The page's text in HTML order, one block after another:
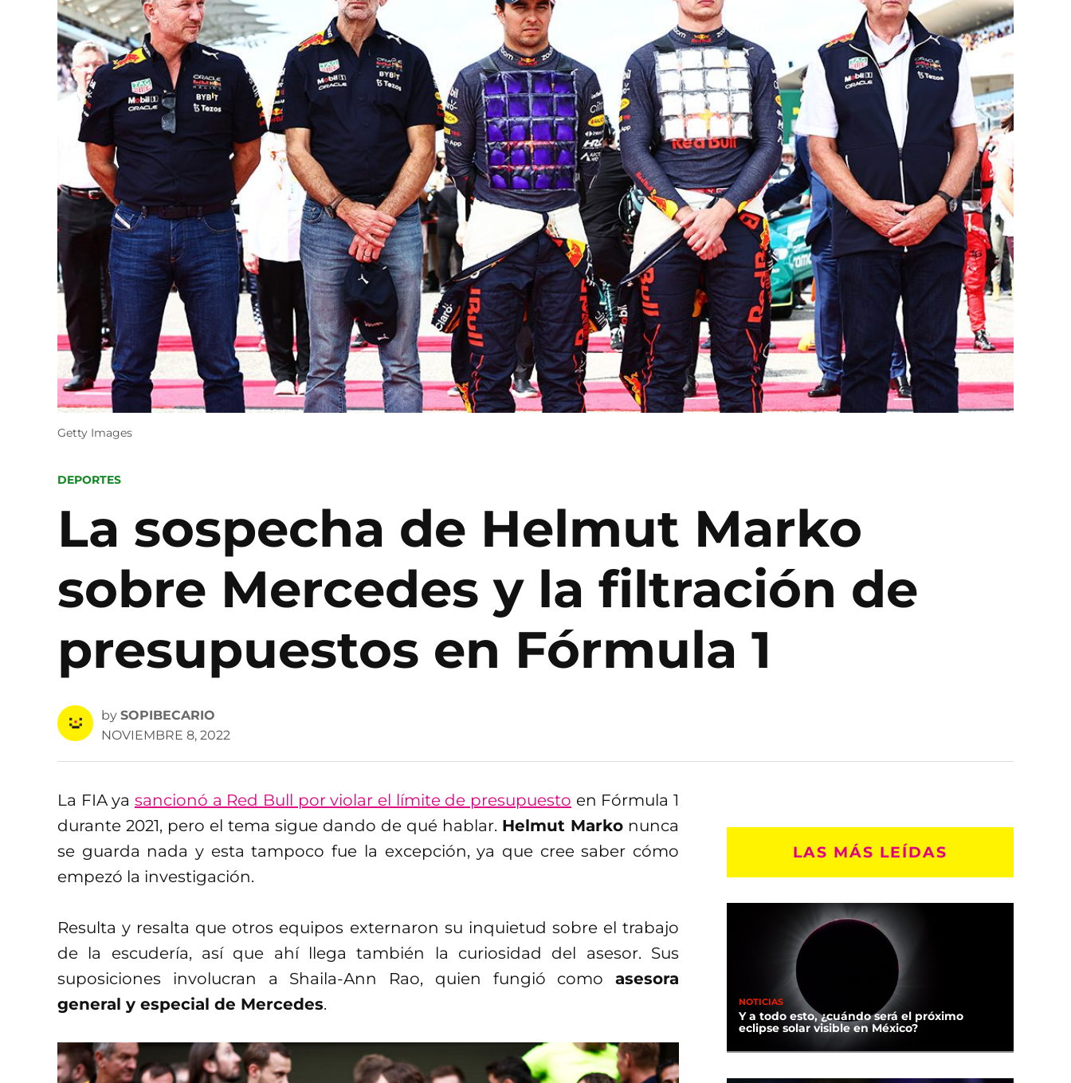
Getty Images
POSTED
DEPORTES
La sospecha de Helmut Marko
sobre Mercedes y la filtración de
presupuestos en Fórmula 1
by SOPIBECARIO
NOVIEMBRE 8, 2022
La FIA ya sancionó a Red Bull por violar el límite de presupuesto en Fórmula 1
durante 2021, pero el tema sigue dando de qué hablar. Helmut Marko nunca
se guarda nada y esta tampoco fue la excepción, ya que cree saber cómo
empezó la investigación.
Resulta y resalta que otros equipos externaron su inquietud sobre el trabajo
de la escudería, así que ahí llega también la curiosidad del asesor. Sus
suposiciones involucran a Shaila-Ann Rao, quien fungió como asesora
general y especial de Mercedes.
LAS MÁS LEÍDAS
NOTICIAS
Y a todo esto, ¿cuándo será el próximo
eclipse solar visible en México?